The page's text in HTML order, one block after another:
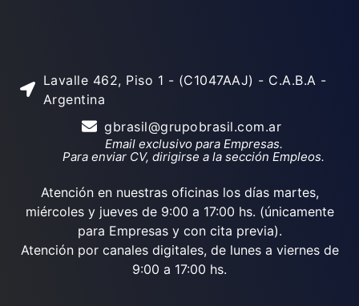
Lavalle 462, Piso 1 - (C1047AAJ) - C.A.B.A -
Argentina
gbrasil@grupobrasil.com.ar
Email exclusivo para Empresas.
Para enviar CV, dirigirse a la sección Empleos.
Atención en nuestras oficinas los días martes,
miércoles y jueves de 9:00 a 17:00 hs. (únicamente
para Empresas y con cita previa).
Atención por canales digitales, de lunes a viernes de
9:00 a 17:00 hs.